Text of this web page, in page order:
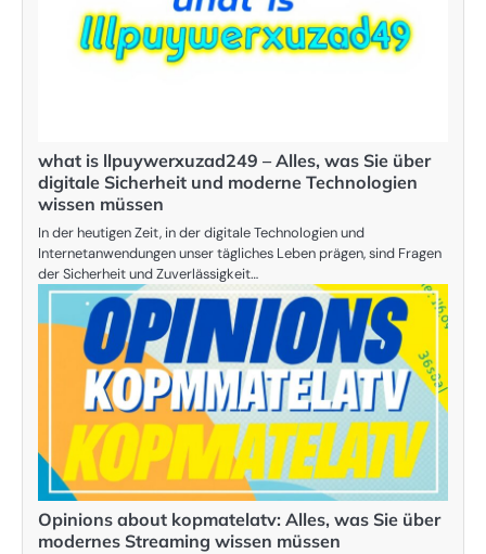
what is llpuywerxuzad249 – Alles, was Sie über
digitale Sicherheit und moderne Technologien
wissen müssen
In der heutigen Zeit, in der digitale Technologien und
Internetanwendungen unser tägliches Leben prägen, sind Fragen
der Sicherheit und Zuverlässigkeit…
Opinions about kopmatelatv: Alles, was Sie über
modernes Streaming wissen müssen